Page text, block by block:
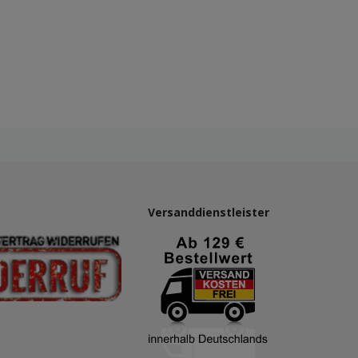
Versanddienstleister